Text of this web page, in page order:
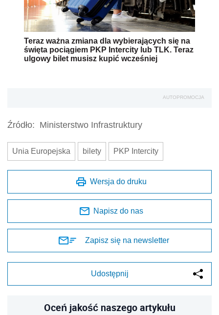
Teraz ważna zmiana dla wybierających się na
święta pociągiem PKP Intercity lub TLK. Teraz
ulgowy bilet musisz kupić wcześniej
AUTOPROMOCJA
Źródło: Ministerstwo Infrastruktury
Unia Europejska bilety PKP Intercity
Wersja do druku
Napisz do nas
Zapisz się na newsletter
Udostępnij
Oceń jakość naszego artykułu